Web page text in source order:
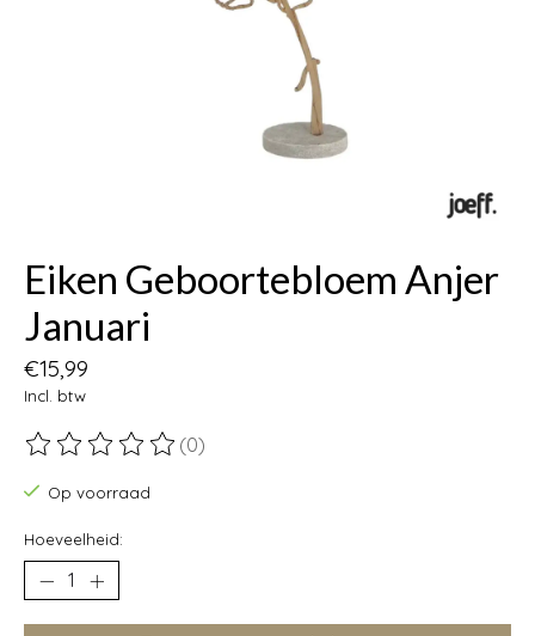
Eiken Geboortebloem Anjer
Januari
€15,99
Incl. btw
De beoordeling van dit product is
(0)
Op voorraad
Hoeveelheid: